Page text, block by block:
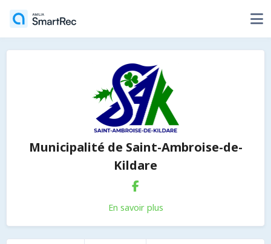
Municipalité de Saint-Ambroise-de-
Kildare
En savoir plus